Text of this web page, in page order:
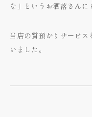
な」というお洒落さんに
当店の質預かりサービ
いました。